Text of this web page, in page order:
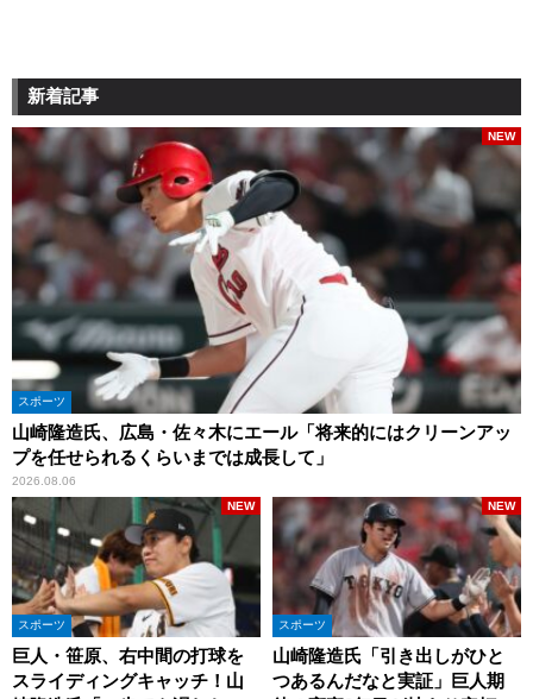
新着記事
スポーツ
山崎隆造氏、広島・佐々木にエール「将来的にはクリーンアッ
プを任せられるくらいまでは成長して」
2026.08.06
NEW
スポーツ
巨人・笹原、右中間の打球を
スライディングキャッチ！山
NEW
スポーツ
山崎隆造氏「引き出しがひと
つあるんだなと実証」巨人期
NEW